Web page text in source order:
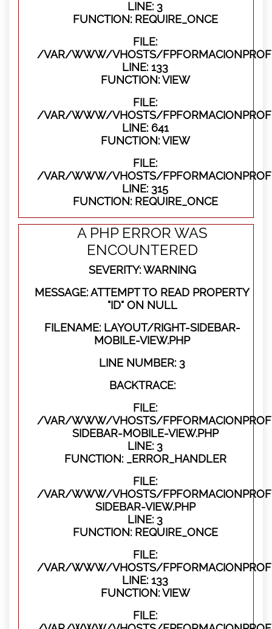
LINE: 3
FUNCTION: REQUIRE_ONCE
FILE:
/VAR/WWW/VHOSTS/
LINE: 133
FUNCTION: VIEW
FILE:
/VAR/WWW/VHOSTS/
LINE: 641
FUNCTION: VIEW
FILE:
/VAR/WWW/VHOSTS/
LINE: 315
FUNCTION: REQUIRE_ONCE
A PHP ERROR WAS
ENCOUNTERED
SEVERITY: WARNING
MESSAGE: ATTEMPT TO READ PROPERTY
"ID" ON NULL
FILENAME: LAYOUT/RIGHT-SIDEBAR-
MOBILE-VIEW.PHP
LINE NUMBER: 3
BACKTRACE:
FILE:
/VAR/WWW/VHOSTS/
SIDEBAR-MOBILE-VIEW.PHP
LINE: 3
FUNCTION: _ERROR_HANDLER
FILE:
/VAR/WWW/VHOSTS/
SIDEBAR-VIEW.PHP
LINE: 3
FUNCTION: REQUIRE_ONCE
FILE:
/VAR/WWW/VHOSTS/
LINE: 133
FUNCTION: VIEW
FILE: